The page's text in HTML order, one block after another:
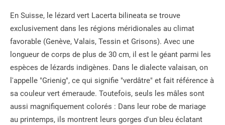
En Suisse, le lézard vert Lacerta bilineata se trouve
exclusivement dans les régions méridionales au climat
favorable (Genève, Valais, Tessin et Grisons). Avec une
longueur de corps de plus de 30 cm, il est le géant parmi les
espèces de lézards indigènes. Dans le dialecte valaisan, on
l'appelle "Grienig", ce qui signifie "verdâtre" et fait référence à
sa couleur vert émeraude. Toutefois, seuls les mâles sont
aussi magnifiquement colorés : Dans leur robe de mariage
au printemps, ils montrent leurs gorges d'un bleu éclatant